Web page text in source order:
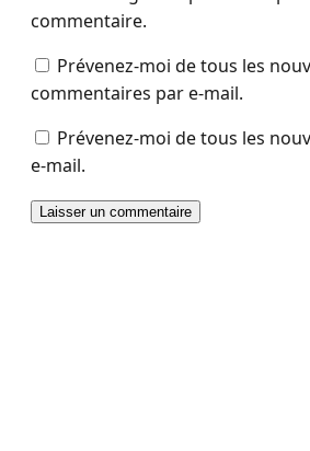
commentaire.
Prévenez-moi de tous les
commentaires par e-mail.
Prévenez-moi de tous les
e-mail.